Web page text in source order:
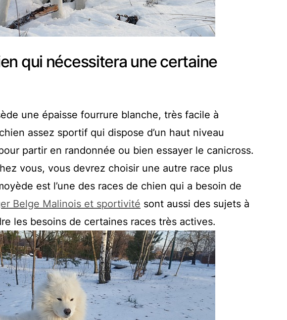
qui nécessitera une certaine
une épaisse fourrure blanche, très facile à
assez sportif qui dispose d’un haut niveau
partir en randonnée ou bien essayer le canicross.
vous, vous devrez choisir une autre race plus
est l’une des races de chien qui a besoin de
Belge Malinois et sportivité sont aussi des sujets à
les besoins de certaines races très actives.